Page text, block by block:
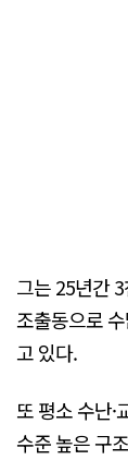
그는 25년간
조출동으로
고 있다.
또 평소 수난·
수준 높은 구